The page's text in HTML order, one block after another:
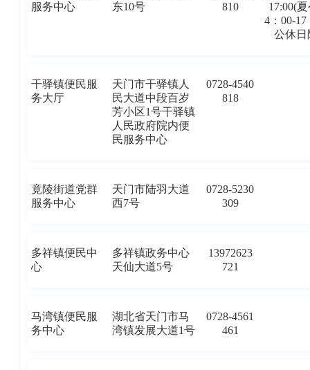
服务中心
东10号
810
17:00(
4：00-17
公休日
干驿镇便民服
务大厅
天门市干驿镇人
民大道中段百岁
芳小区1号干驿镇
人民政府院内便
民服务中心
0728-4540
818
竟陵街道党群
服务中心
天门市陆羽大道
西7号
0728-5230
309
多祥镇便民中
心
多祥镇政务中心
天仙大道5号
13972623
721
马湾镇便民服
务中心
湖北省天门市马
湾镇发展大道1号
0728-4561
461